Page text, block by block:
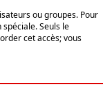
ou groupes. Pour
Seuls le
cet accès; vous